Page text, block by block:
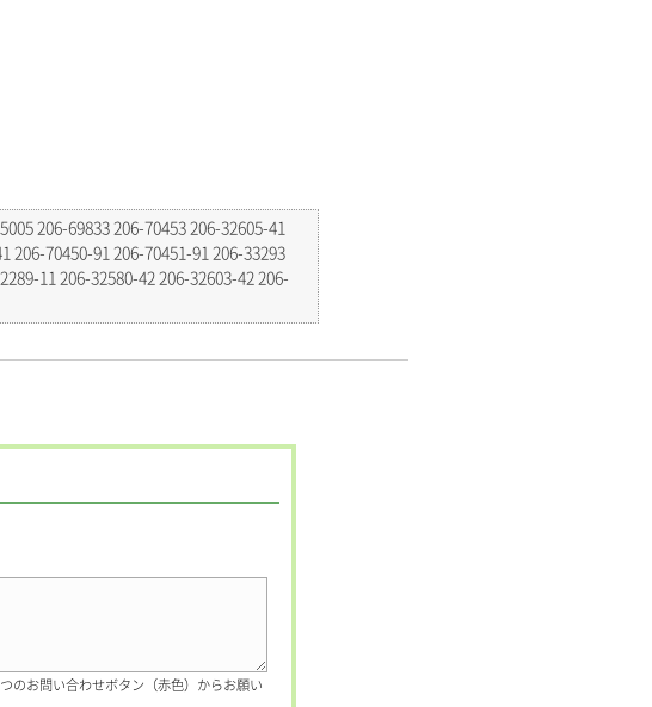
206-69833 206-70453 206-32605-41
206-70450-91 206-70451-91 206-33293
11 206-32580-42 206-32603-42 206-
のお問い合わせボタン（赤色）からお願い